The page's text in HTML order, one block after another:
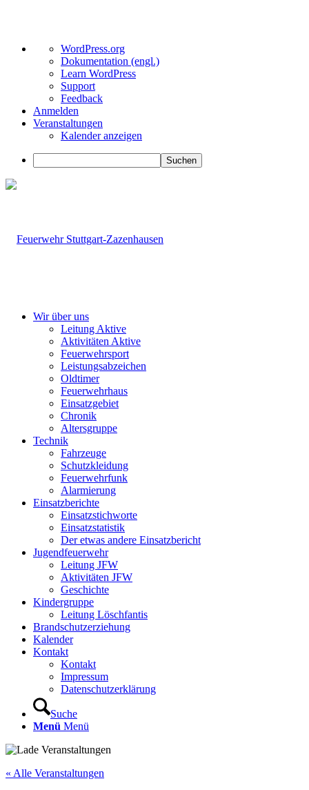
Über
WordPress
WordPress.org
Dokumentation (engl.)
Learn WordPress
Support
Feedback
Anmelden
Veranstaltungen
Kalender anzeigen
Suchen
Wir über uns
Leitung Aktive
Aktivitäten Aktive
Feuerwehrsport
Leistungsabzeichen
Oldtimer
Feuerwehrhaus
Einsatzgebiet
Chronik
Altersgruppe
Technik
Fahrzeuge
Schutzkleidung
Feuerwehrfunk
Alarmierung
Einsatzberichte
Einsatzstichworte
Einsatzstatistik
Der etwas andere Einsatzbericht
Jugendfeuerwehr
Leitung JFW
Aktivitäten JFW
Geschichte
Kindergruppe
Leitung Löschfantis
Brandschutzerziehung
Kalender
Kontakt
Kontakt
Impressum
Datenschutzerklärung
Suche
Menü Menü
« Alle Veranstaltungen